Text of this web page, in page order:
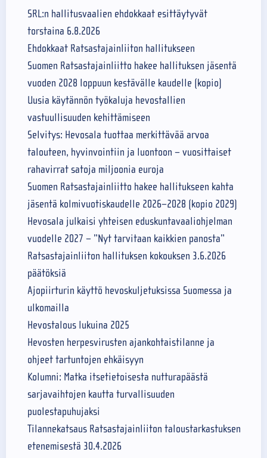
SRL:n hallitusvaalien ehdokkaat esittäytyvät
torstaina 6.8.2026
Ehdokkaat Ratsastajainliiton hallitukseen
Suomen Ratsastajainliitto hakee hallituksen jäsentä
vuoden 2028 loppuun kestävälle kaudelle (kopio)
Uusia käytännön työkaluja hevostallien
vastuullisuuden kehittämiseen
Selvitys: Hevosala tuottaa merkittävää arvoa
talouteen, hyvinvointiin ja luontoon – vuosittaiset
rahavirrat satoja miljoonia euroja
Suomen Ratsastajainliitto hakee hallitukseen kahta
jäsentä kolmivuotiskaudelle 2026–2028 (kopio 2029)
Hevosala julkaisi yhteisen eduskuntavaaliohjelman
vuodelle 2027 – ”Nyt tarvitaan kaikkien panosta”
Ratsastajainliiton hallituksen kokouksen 3.6.2026
päätöksiä
Ajopiirturin käyttö hevoskuljetuksissa Suomessa ja
ulkomailla
Hevostalous lukuina 2025
Hevosten herpesvirusten ajankohtaistilanne ja
ohjeet tartuntojen ehkäisyyn
Kolumni: Matka itsetietoisesta nutturapäästä
sarjavaihtojen kautta turvallisuuden
puolestapuhujaksi
Tilannekatsaus Ratsastajainliiton taloustarkastuksen
etenemisestä 30.4.2026